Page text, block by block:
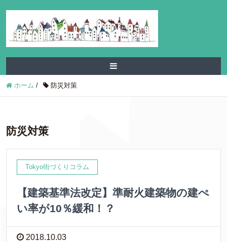
ホーム / 防災対策
防災対策
Tokyo街づくりコラム
【建築基準法改定】準耐火建築物の建ぺ
い率が10％緩和！？
2018.10.03